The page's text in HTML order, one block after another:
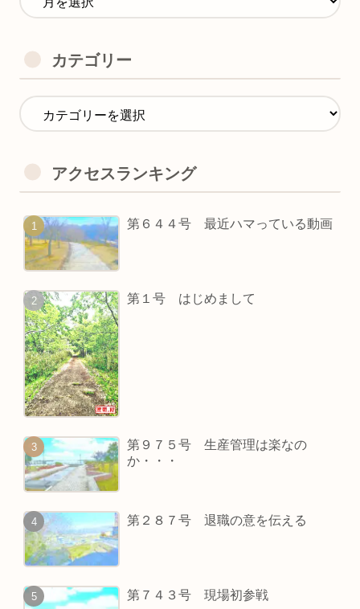
カテゴリー
アクセスランキング
第６４４号 最近ハマっている動画
第１号 はじめまして
第９７５号 生産管理は楽なの
か・・・
第２８７号 退職の意を伝える
第７４３号 現場初参戦